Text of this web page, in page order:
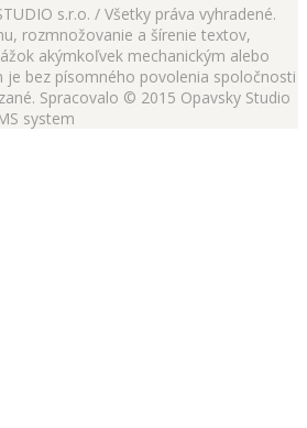
s.r.o. / Všetky práva vyhradené.
rozmnožovanie a šírenie textov,
akýmkoľvek mechanickým alebo
bez písomného povolenia spoločnosti
Spracovalo © 2015 Opavsky Studio
system